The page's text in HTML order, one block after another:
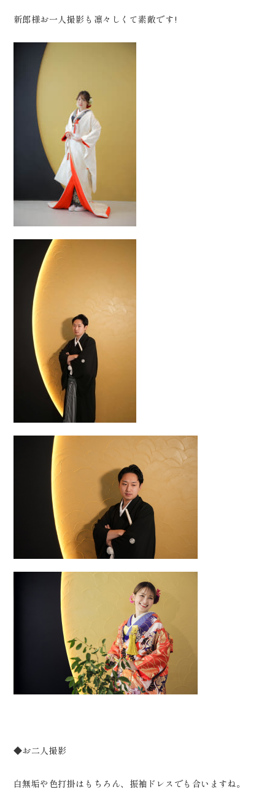
新郎様お一人撮影も凛々しくて素敵です!
◆お二人撮影
白無垢や色打掛はもちろん、振袖ドレスでも合いますね。